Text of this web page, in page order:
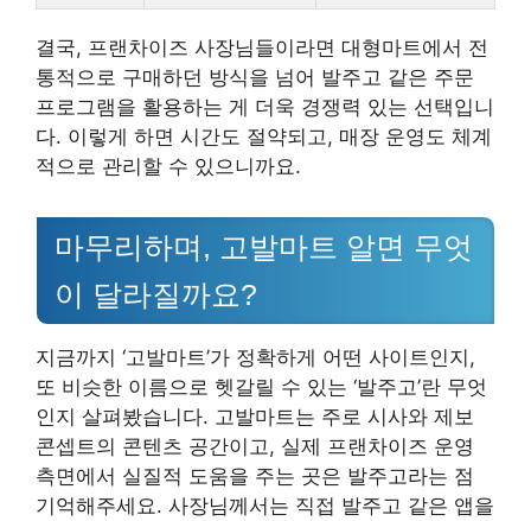
결국, 프랜차이즈 사장님들이라면 대형마트에서 전
통적으로 구매하던 방식을 넘어 발주고 같은 주문
프로그램을 활용하는 게 더욱 경쟁력 있는 선택입니
다. 이렇게 하면 시간도 절약되고, 매장 운영도 체계
적으로 관리할 수 있으니까요.
마무리하며, 고발마트 알면 무엇
이 달라질까요?
지금까지 ‘고발마트’가 정확하게 어떤 사이트인지,
또 비슷한 이름으로 헷갈릴 수 있는 ‘발주고’란 무엇
인지 살펴봤습니다. 고발마트는 주로 시사와 제보
콘셉트의 콘텐츠 공간이고, 실제 프랜차이즈 운영
측면에서 실질적 도움을 주는 곳은 발주고라는 점
기억해주세요. 사장님께서는 직접 발주고 같은 앱을